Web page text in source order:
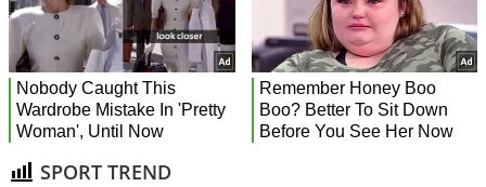
SPORT TREND